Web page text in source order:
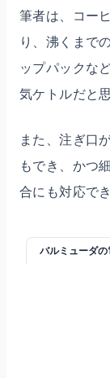
筆者は、コー
り、沸くまで
ップパックな
気ケトルだと
また、注ぎ口
もでき、かつ
合にも対応で
バルミューダ